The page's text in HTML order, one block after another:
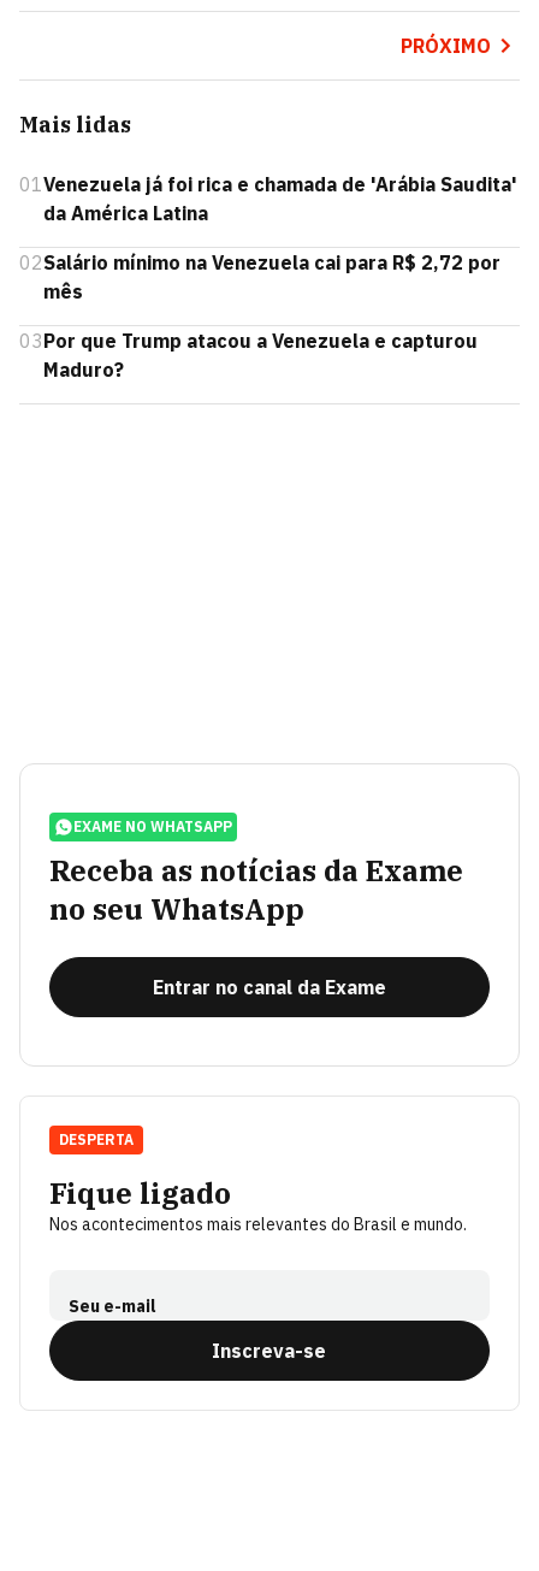
PRÓXIMO
Mais lidas
01Venezuela já foi rica e chamada de 'Arábia Saudita'
da América Latina
02Salário mínimo na Venezuela cai para R$ 2,72 por
mês
03Por que Trump atacou a Venezuela e capturou
Maduro?
EXAME NO WHATSAPP
Receba as notícias da Exame
no seu WhatsApp
Entrar no canal da Exame
Fique ligado
Nos acontecimentos mais relevantes do Brasil e mundo.
Seu e-mail
Inscreva-se
DESPERTA